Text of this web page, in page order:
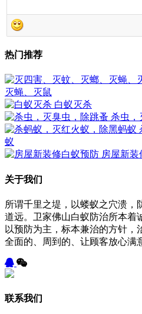
热门推荐
灭蝇、灭鼠
白蚁灭杀
杀虫，
蚁
房屋新装
关于我们
所谓千里之堤，以蝼蚁之穴溃，
道远。卫家佛山白蚁防治所本着
以预防为主，标本兼治的方针
全面的、周到的、让顾客放心满
联系我们